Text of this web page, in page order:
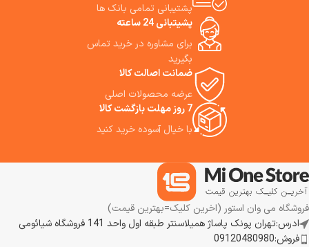
پشتیبانی تمامی بانک ها
پشیتبانی 24 ساعته
برای مشاوره در خرید تماس
بگیرید
ضمانت اصالت کالا
عرضه محصولات اصلی
7 روز مهلت بازگشت کالا
با خیال آسوده خرید کنید
فروشگاه می وان استور (اخرین کلیک=بهترین قیمت)
ادرس:تهران پونک پاساژ همیلاسنتر طبقه اول واحد 141 فروشگاه شیائومی
فروش:09120480980